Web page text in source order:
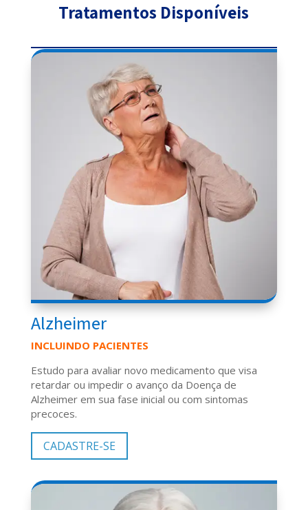
Tratamentos Disponíveis
Alzheimer
INCLUINDO PACIENTES
Estudo para avaliar novo medicamento que visa
retardar ou impedir o avanço da Doença de
Alzheimer em sua fase inicial ou com sintomas
precoces.
CADASTRE-SE